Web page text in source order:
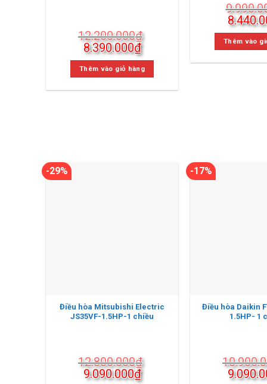
12.200.000₫
Giá
gốc
là:
8.390.000₫Giá
hiện
tại
8.390.000₫.
Thêm vào giỏ hàng
Giá
gốc
là:
Thêm vào
-29%
Điều hòa Mitsubishi Electric
JS35VF-1.5HP-1 chiều
12.800.000₫
Giá
9.090.000₫Giá
-17%
Điều hòa Daikin
1.5HP- 1
Giá